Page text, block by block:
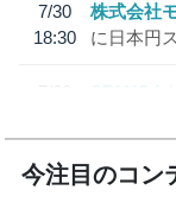
7/30
18:30
株式会社
に日本円
7/29
SBI VC
今注目のコン